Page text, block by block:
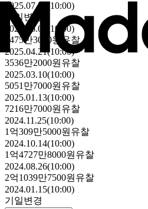
2025.07.28(10:00)
기일변경
2025.06.09(10:00)
2475만3000원
유찰
2025.04.21(10:00)
3536만2000원 유찰
2025.03.10(10:00)
5051만7000원 유찰
2025.01.13(10:00)
7216만7000원 유찰
2024.11.25(10:00)
1억309만5000원 유찰
2024.10.14(10:00)
1억4727만8000원 유찰
2024.08.26(10:00)
2억1039만7500원 유찰
2024.01.15(10:00)
기일변경